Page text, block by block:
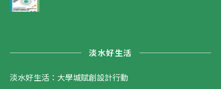
淡水好生活
淡水好生活：大學城賦創設計行動